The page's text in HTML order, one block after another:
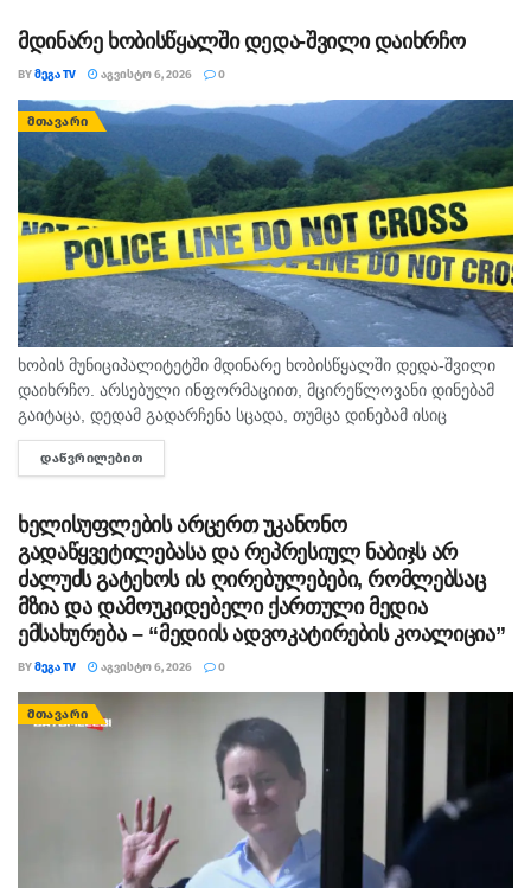
მდინარე ხობისწყალში დედა-შვილი დაიხრჩო
BYᲛᲔᲒᲐ TV ᲐᲒᲕᲘᲡᲢᲝ 6, 2026 0
ᲛᲗᲐᲕᲐᲠᲘ
ხობის მუნიციპალიტეტში მდინარე ხობისწყალში დედა-შვილი
დაიხრჩო. არსებული ინფორმაციით, მცირეწლოვანი დინებამ
გაიტაცა, დედამ გადარჩენა სცადა, თუმცა დინებამ ისიც
გაიტაცა. ბავშვის ცხედარი ადგილობრივმა იპოვა და
მდინარიდან ამოასვენა. დედის სამძებრო-სამაშველო
ᲓᲐᲬᲕᲠᲘᲚᲔᲑᲘᲗ
ხელისუფლების არცერთ უკანონო
გადაწყვეტილებასა და რეპრესიულ ნაბიჯს არ
ძალუძს გატეხოს ის ღირებულებები, რომლებსაც
მზია და დამოუკიდებელი ქართული მედია
ემსახურება – “მედიის ადვოკატირების კოალიცია”
BYᲛᲔᲒᲐ TV ᲐᲒᲕᲘᲡᲢᲝ 6, 2026 0
ᲛᲗᲐᲕᲐᲠᲘ